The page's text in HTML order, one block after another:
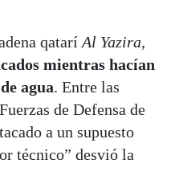
qatarí Al Yazira,
mientras hacían
agua. Entre las
de Defensa de
a un supuesto
técnico” desvió la